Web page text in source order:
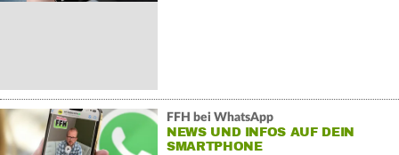
FFH bei WhatsApp
NEWS UND INFOS AUF DEIN
SMARTPHONE